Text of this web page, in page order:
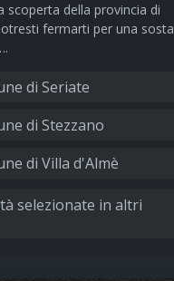
scoperta della provincia di
fermarti per una sosta
di Seriate
di Stezzano
di Villa d'Almè
selezionate in altri